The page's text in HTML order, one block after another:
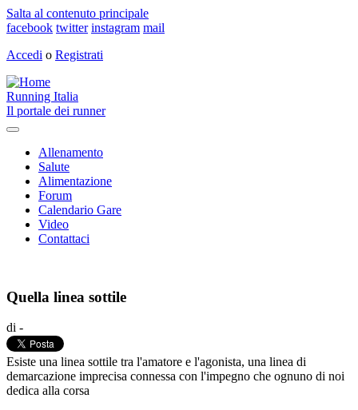
Salta al contenuto principale
facebook twitter instagram mail
Accedi o Registrati
Running Italia
Il portale dei runner
Toggle
navigationAllenamento
Salute
Alimentazione
Forum
Calendario Gare
Video
Contattaci
Quella linea sottile
di -
Esiste una linea sottile tra l'amatore e l'agonista, una linea di
demarcazione imprecisa connessa con l'impegno che ognuno di noi
dedica alla corsa